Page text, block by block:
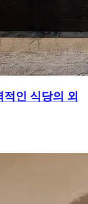
인 식당의 외